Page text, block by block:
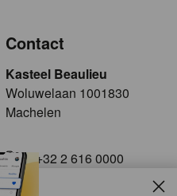
Contact
Kasteel Beaulieu
​​​Woluwelaan 1001830
Machelen
+32 2 616 0000